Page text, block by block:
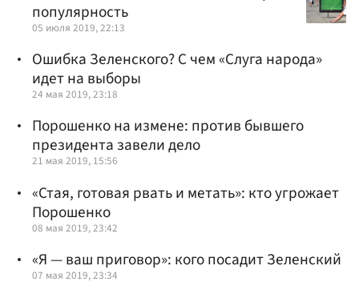
популярность
05 июля 2019, 22:13
Ошибка Зеленского? С чем «Слуга народа»
идет на выборы
24 мая 2019, 23:18
Порошенко на измене: против бывшего
президента завели дело
21 мая 2019, 15:56
«Стая, готовая рвать и метать»: кто угрожает
Порошенко
08 мая 2019, 23:42
«Я — ваш приговор»: кого посадит Зеленский
07 мая 2019, 23:34